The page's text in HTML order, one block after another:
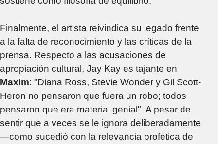
Finalmente, el artista reivindica su legado frente
a la falta de reconocimiento y las críticas de la
prensa. Respecto a las acusaciones de
apropiación cultural, Jay Kay es tajante en
Maxim: "Diana Ross, Stevie Wonder y Gil Scott-
Heron no pensaron que fuera un robo; todos
pensaron que era material genial". A pesar de
sentir que a veces se le ignora deliberadamente
—como sucedió con la relevancia profética de